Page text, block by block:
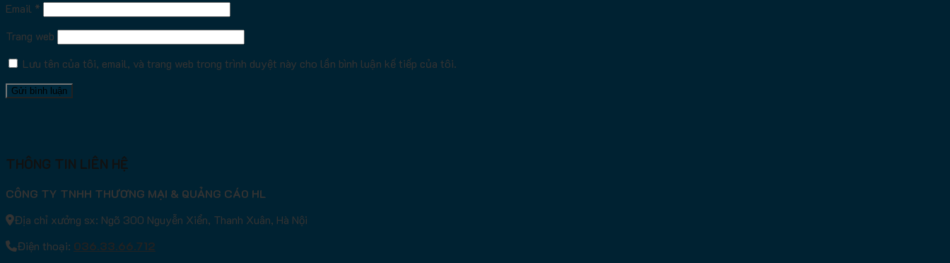
Email *
Trang web
Lưu tên của tôi, email, và trang web trong trình duyệt này cho lần bình luận kế tiếp của tôi.
THÔNG TIN LIÊN HỆ
CÔNG TY TNHH THƯƠNG MẠI & QUẢNG CÁO HL
Địa chỉ xưởng sx: Ngõ 300 Nguyễn Xiển, Thanh Xuân, Hà Nội
Điện thoại: 036.33.66.712